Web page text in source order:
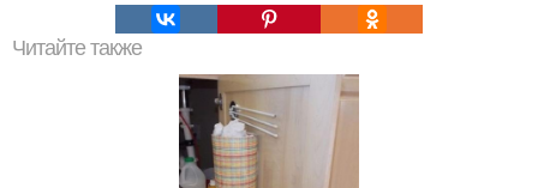
Читайте также